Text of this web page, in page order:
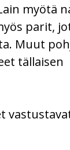
myötä
parit,
Muut
tällaisen